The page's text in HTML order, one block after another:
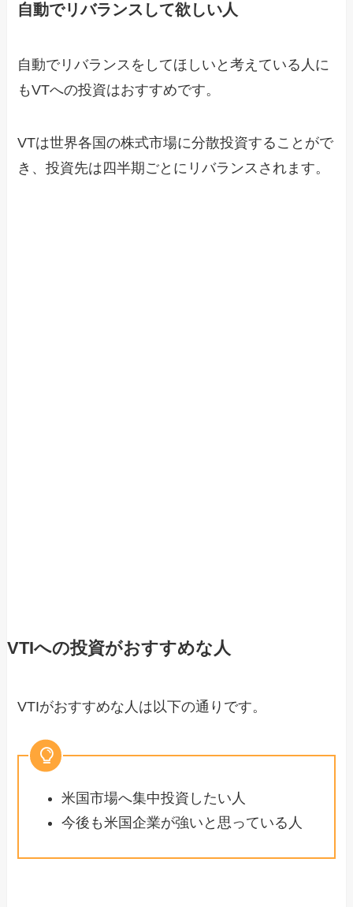
自動でリバランスして欲しい人
自動でリバランスをしてほしいと考えている人に
もVTへの投資はおすすめです。
VTは世界各国の株式市場に分散投資することがで
き、投資先は四半期ごとにリバランスされます。
VTIへの投資がおすすめな人
VTIがおすすめな人は以下の通りです。
米国市場へ集中投資したい人
今後も米国企業が強いと思っている人